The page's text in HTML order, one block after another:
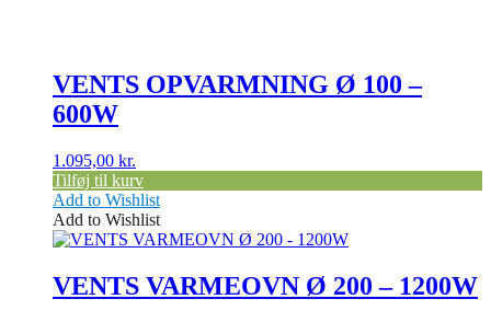
VENTS OPVARMNING Ø 100 –
600W
1.095,00 kr.
Tilføj til kurv
Add to Wishlist
Add to Wishlist
VENTS VARMEOVN Ø 200 – 1200W